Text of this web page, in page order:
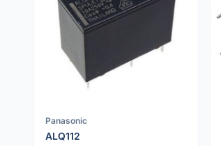
Panasonic
ALQ112